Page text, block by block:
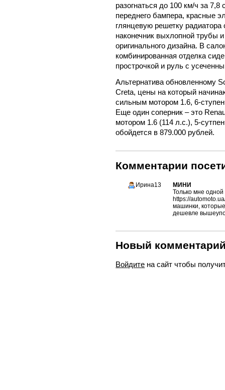
разогнаться до 100 км/ч за
переднего бампера, красные
глянцевую решетку
наконечник выхлопной трубы
оригинального дизайна. В
комбинированная отделка
прострочкой и руль с
Альтернатива обновленному
Creta, цены на который
сильным мотором 1.6, 6-
Еще один соперник – это
мотором 1.6 (114 л.с.), 5-
обойдется в 879.000 рублей.
Комментарии
Ирина13
МИНИ
Только мне
https://
машинки,
дешевле
Новый
Войдите на сайт чтобы